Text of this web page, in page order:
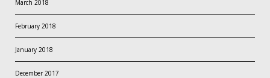
March 2018
February 2018
January 2018
December 2017